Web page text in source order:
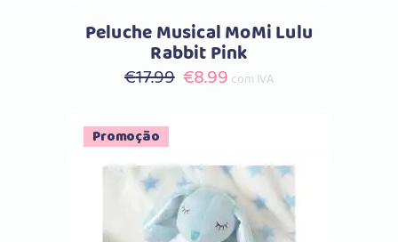
Peluche Musical MoMi Lulu
Rabbit Pink
€17.99 O
€17.99.
€8.99O
€8.99.
com IVA
Promoção